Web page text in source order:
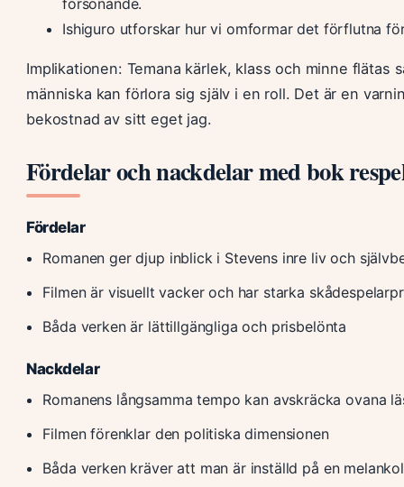
Ishiguro utforskar hur vi omformar det förflutna
Implikationen: Temana kärlek, klass och minne flätas
människa kan förlora sig själv i en roll. Det är en
bekostnad av sitt eget jag.
Fördelar och nackdelar med bok
Fördelar
Romanen ger djup inblick i Stevens inre liv och
Filmen är visuellt vacker och har starka
Båda verken är lättillgängliga och prisbelönta
Nackdelar
Romanens långsamma tempo kan avskräcka ovana
Filmen förenklar den politiska dimensionen
Båda verken kräver att man är inställd på en